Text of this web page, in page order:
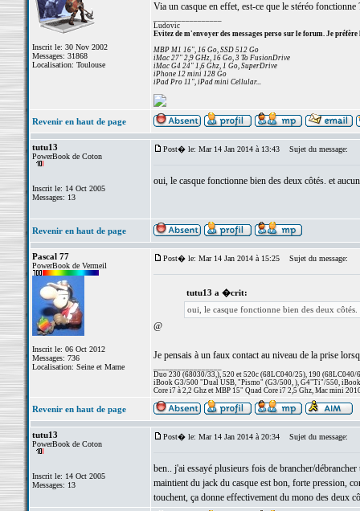
Inscrit le: 30 Nov 2002
Messages: 31868
Localisation: Toulouse
Via un casque en effet, est-ce que le stéréo fonctionne
Ludovic
Evitez de m'envoyer des messages perso sur le forum. Je préfère
MBP M1 16", 16 Go, SSD 512 Go
iMac 27" 2,9 GHz, 16 Go, 3 To FusionDrive
iMac G4 24" 1,6 Ghz, 1 Go, SuperDrive
iPhone 12 mini 128 Go
iPad Pro 11", iPad mini Cellular...
Revenir en haut de page
tutu13
PowerBook de Coton
Inscrit le: 14 Oct 2005
Messages: 13
Post� le: Mar 14 Jan 2014 à 13:43 Sujet du message:
oui, le casque fonctionne bien des deux côtés. et
Revenir en haut de page
Pascal 77
PowerBook de Vermeil
Inscrit le: 06 Oct 2012
Messages: 736
Localisation: Seine et Marne
Post� le: Mar 14 Jan 2014 à 15:25 Sujet du message:
tutu13 a �crit:
oui, le casque fonctionne bien des deux
@
Je pensais à un faux contact au niveau de la prise
Duo 230 (68030/33,), 520 et 520c (68LC040/25), 190 (68LC040/
iBook G3/500 "Dual USB, "Pismo" (G3/500, ), G4"Ti"/550,
Core i7 à 2,2 Ghz et MBP 15" Quad Core i7 2,5 Ghz, Mac mini
Revenir en haut de page
tutu13
PowerBook de Coton
Inscrit le: 14 Oct 2005
Messages: 13
Post� le: Mar 14 Jan 2014 à 20:34 Sujet du message:
ben.. j'ai essayé plusieurs fois de brancher/
maintient du jack du casque est bon, forte pression,
touchent, ça donne effectivement du mono des deux